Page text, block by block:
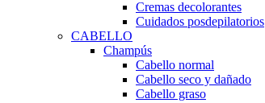
Cremas decolorantes
Cuidados posdepilatorios
CABELLO
Champús
Cabello normal
Cabello seco y dañado
Cabello graso